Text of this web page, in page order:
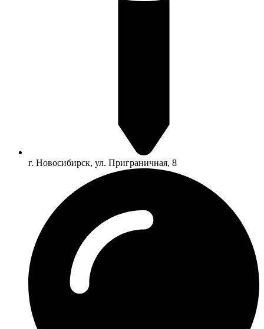
г. Новосибирск, ул. Приграничная, 8